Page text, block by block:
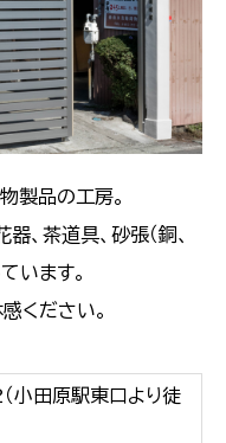
製品の工房。
、茶道具、砂張（銅、
います。
ください。
小田原駅東口より徒